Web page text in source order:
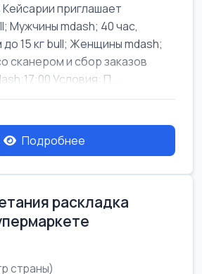
приглашает
Мужчины mdash; 40 час,
до 15 кг bull; Женщины mdash;
сканером и сбор заказов
Условия: П...
Подробнее
раскладка
страны)